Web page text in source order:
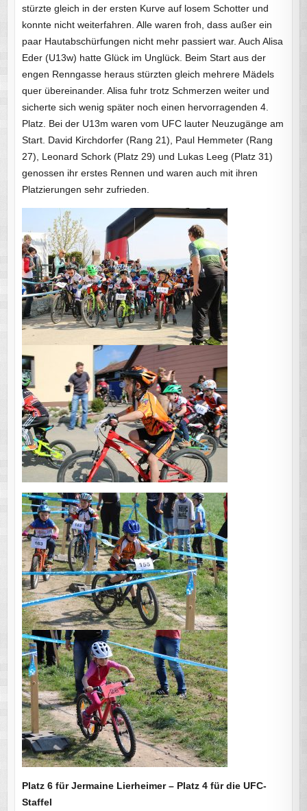
stürzte gleich in der ersten Kurve auf losem Schotter und
konnte nicht weiterfahren. Alle waren froh, dass außer ein
paar Hautabschürfungen nicht mehr passiert war. Auch Alisa
Eder (U13w) hatte Glück im Unglück. Beim Start aus der
engen Renngasse heraus stürzten gleich mehrere Mädels
quer übereinander. Alisa fuhr trotz Schmerzen weiter und
sicherte sich wenig später noch einen hervorragenden 4.
Platz. Bei der U13m waren vom UFC lauter Neuzugänge am
Start. David Kirchdorfer (Rang 21), Paul Hemmeter (Rang
27), Leonard Schork (Platz 29) und Lukas Leeg (Platz 31)
genossen ihr erstes Rennen und waren auch mit ihren
Platzierungen sehr zufrieden.
Platz 6 für Jermaine Lierheimer – Platz 4 für die UFC-
Staffel